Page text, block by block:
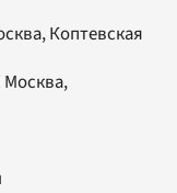
Коптевская
Москва,